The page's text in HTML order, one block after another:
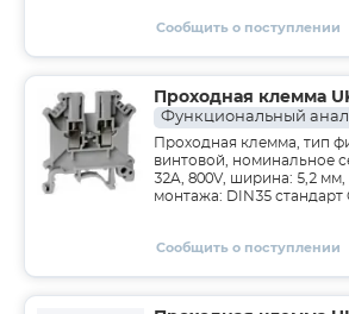
Сообщить о поступлении
Проходная клемма
Функциональный
Проходная клемма, тип
винтовой, номинальное
32A, 800V, ширина: 5,2 мм,
монтажа: DIN35 стандарт
Сообщить о поступлении